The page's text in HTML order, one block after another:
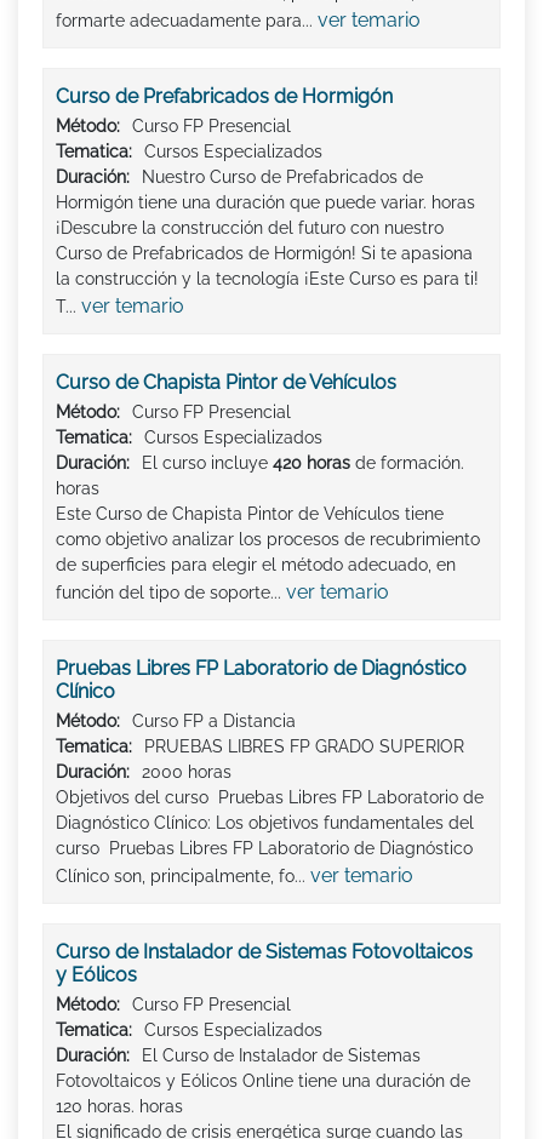
formarte adecuadamente para... ver temario
Curso de Prefabricados de Hormigón
Método:
Curso FP Presencial
Tematica:
Cursos Especializados
Duración:
Nuestro Curso de Prefabricados de
Hormigón tiene una duración que puede variar. horas
¡Descubre la construcción del futuro con nuestro
Curso de Prefabricados de Hormigón! Si te apasiona
la construcción y la tecnología ¡Este Curso es para ti!
T... ver temario
Curso de Chapista Pintor de Vehículos
Método:
Curso FP Presencial
Tematica:
Cursos Especializados
Duración:
El curso incluye 420 horas de formación.
horas
Este Curso de Chapista Pintor de Vehículos tiene
como objetivo analizar los procesos de recubrimiento
de superficies para elegir el método adecuado, en
función del tipo de soporte... ver temario
Pruebas Libres FP Laboratorio de Diagnóstico
Clínico
Método:
Curso FP a Distancia
Tematica:
PRUEBAS LIBRES FP GRADO SUPERIOR
Duración:
2000 horas
Objetivos del curso Pruebas Libres FP Laboratorio de
Diagnóstico Clínico: Los objetivos fundamentales del
curso Pruebas Libres FP Laboratorio de Diagnóstico
Clínico son, principalmente, fo... ver temario
Curso de Instalador de Sistemas Fotovoltaicos
y Eólicos
Método:
Curso FP Presencial
Tematica:
Cursos Especializados
Duración:
El Curso de Instalador de Sistemas
Fotovoltaicos y Eólicos Online tiene una duración de
120 horas. horas
El significado de crisis energética surge cuando las